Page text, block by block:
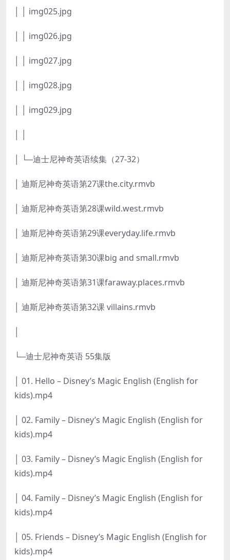
│ │ img025.jpg
│ │ img026.jpg
│ │ img027.jpg
│ │ img028.jpg
│ │ img029.jpg
│ └─迪士尼神奇英语续集（27-32）
│ 迪斯尼神奇英语第27课the.city.rmvb
│ 迪斯尼神奇英语第28课wild.west.rmvb
│ 迪斯尼神奇英语第29课everyday.life.rmvb
│ 迪斯尼神奇英语第30课big and small.rmvb
│ 迪斯尼神奇英语第31课faraway.places.rmvb
│ 迪斯尼神奇英语第32课 villains.rmvb
└─迪士尼神奇英语 55集版
│ 01. Hello – Disney’s Magic English (English for
kids).mp4
│ 02. Family – Disney’s Magic English (English for
kids).mp4
│ 03. Family – Disney’s Magic English (English for
kids).mp4
│ 04. Family – Disney’s Magic English (English for
kids).mp4
│ 05. Friends – Disney’s Magic English (English for
kids).mp4